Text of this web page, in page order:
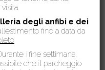
degli anfibi e dei
fino a data da
i fine settimana,
che il parcheggio